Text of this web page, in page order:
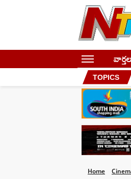
TOPICS
Home